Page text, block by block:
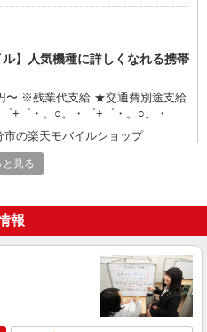
ル】人気機種に詳しくなれる携帯
〜 ※残業代支給 ★交通費別途支給
支給(規定有) お友達を紹介
ィブ支給(規定有) ★月2回払
（規程有）★ ゜・。○。・゜
+゜
市の楽天モバイルショップ
〜 ※残業代支給 ★交通費別途支給
円支給(規定有) お友達を紹介
ィブ支給(規定有) ★月2回払
市のdocomoショップ
と見る
報